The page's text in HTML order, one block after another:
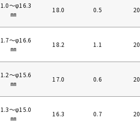
〜φ16.3
㎜
18.0 0.5 20
〜φ16.6
㎜
18.2 1.1 20
〜φ15.6
㎜
17.0 0.6 20
〜φ15.0
㎜
16.3 0.7 20